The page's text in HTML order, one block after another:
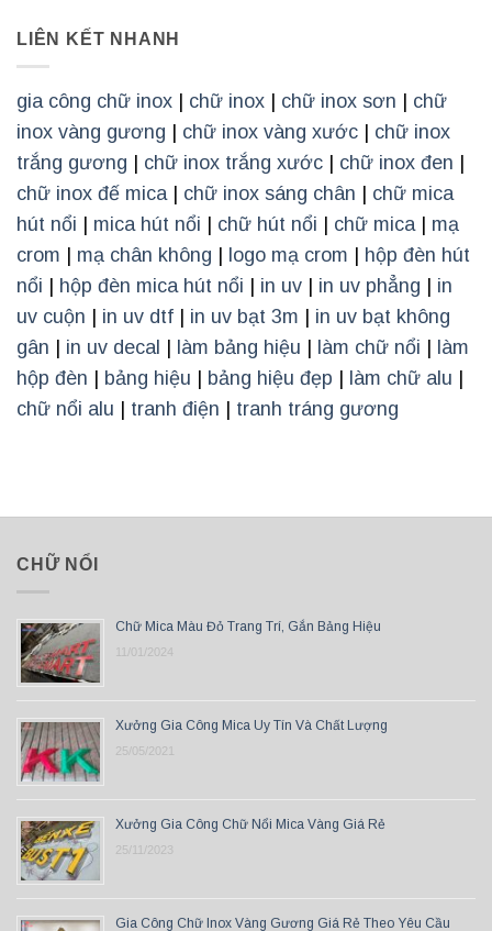
LIÊN KẾT NHANH
gia công chữ inox | chữ inox | chữ inox sơn | chữ
inox vàng gương | chữ inox vàng xước | chữ inox
trắng gương | chữ inox trắng xước | chữ inox đen |
chữ inox đế mica | chữ inox sáng chân | chữ mica
hút nổi | mica hút nổi | chữ hút nổi | chữ mica | mạ
crom | mạ chân không | logo mạ crom | hộp đèn hút
nổi | hộp đèn mica hút nổi | in uv | in uv phẳng | in
uv cuộn | in uv dtf | in uv bạt 3m | in uv bạt không
gân | in uv decal | làm bảng hiệu | làm chữ nổi | làm
hộp đèn | bảng hiệu | bảng hiệu đẹp | làm chữ alu |
chữ nổi alu | tranh điện | tranh tráng gương
CHỮ NỔI
Chữ Mica Màu Đỏ Trang Trí, Gắn Bảng Hiệu
11/01/2024
Xưởng Gia Công Mica Uy Tín Và Chất Lượng
25/05/2021
Xưởng Gia Công Chữ Nổi Mica Vàng Giá Rẻ
25/11/2023
Gia Công Chữ Inox Vàng Gương Giá Rẻ Theo Yêu Cầu